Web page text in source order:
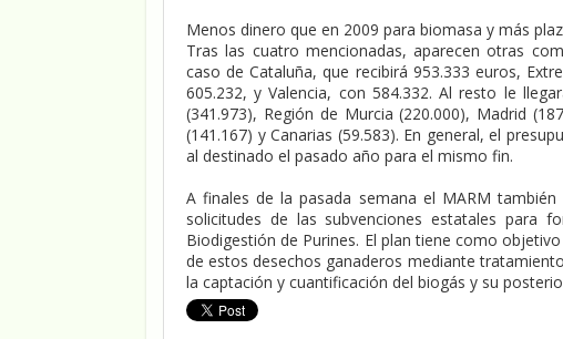
Menos dinero que en 2009 para biomasa y más
Tras las cuatro mencionadas, aparecen otras
caso de Cataluña, que recibirá 953.333 euros,
605.232, y Valencia, con 584.332. Al resto le
(341.973), Región de Murcia (220.000), Madrid
(141.167) y Canarias (59.583). En general, el
al destinado el pasado año para el mismo fin.
A finales de la pasada semana el MARM
solicitudes de las subvenciones estatales para
Biodigestión de Purines. El plan tiene como
de estos desechos ganaderos mediante
la captación y cuantificación del biogás y su